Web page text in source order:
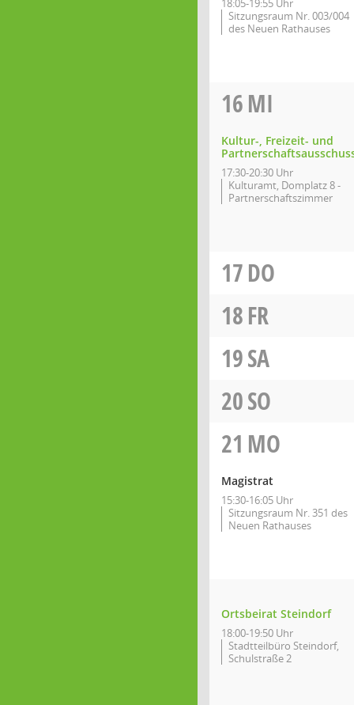
18:05-19:55 Uhr
Sitzungsraum Nr. 003/004
des Neuen Rathauses
16MI
Kultur-, Freizeit- und
17:30-20:30 Uhr
Kulturamt, Domplatz 8 -
Partnerschaftszimmer
17DO
18FR
19SA
20SO
21 MO
Magistrat
15:30-16:05 Uhr
Sitzungsraum Nr. 351 des
Neuen Rathauses
Ortsbeirat Steindorf
18:00-19:50 Uhr
Stadtteilbüro Steindorf,
Schulstraße 2